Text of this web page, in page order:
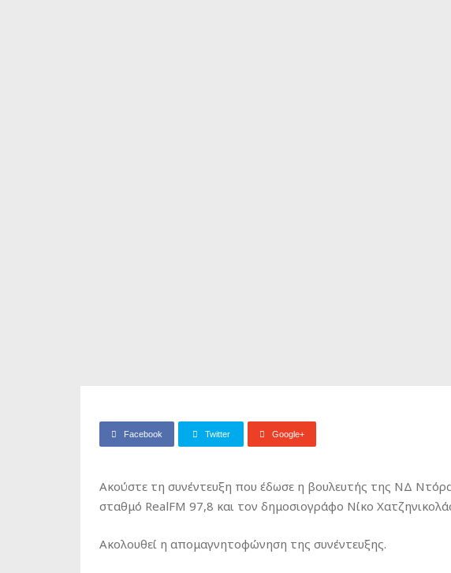
Facebook Twitter Google+
Ακούστε τη συνέντευξη που έδωσε η βουλευτής της ΝΔ
σταθμό RealFM 97,8 και τον δημοσιογράφο Νίκο
Ακολουθεί η απομαγνητοφώνηση της συνέντευξης.